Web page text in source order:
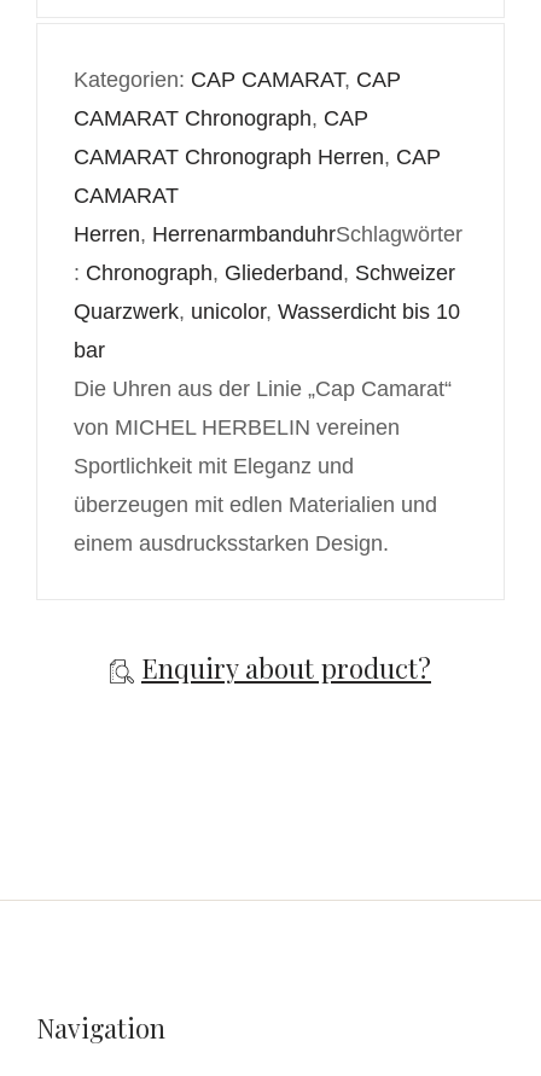
Kategorien: CAP CAMARAT, CAP
CAMARAT Chronograph, CAP
CAMARAT Chronograph Herren, CAP
CAMARAT
Herren, HerrenarmbanduhrSchlagwörter
: Chronograph, Gliederband, Schweizer
Quarzwerk, unicolor, Wasserdicht bis 10
bar
Die Uhren aus der Linie „Cap Camarat“
von MICHEL HERBELIN vereinen
Sportlichkeit mit Eleganz und
überzeugen mit edlen Materialien und
einem ausdrucksstarken Design.
Enquiry about product?
Navigation